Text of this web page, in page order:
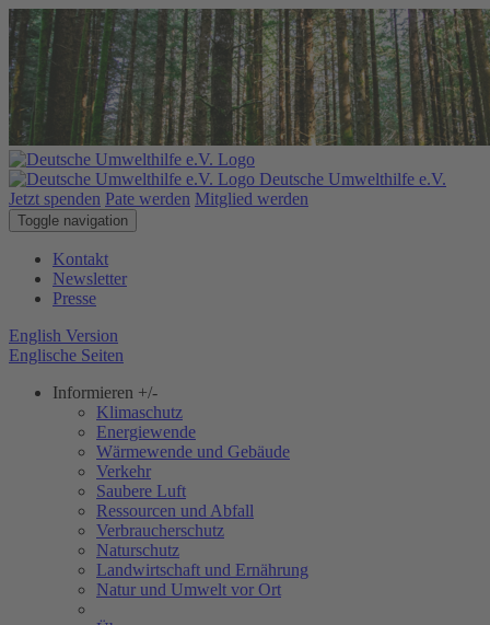
Deutsche Umwelthilfe e.V.
Jetzt spenden Pate werden Mitglied werden
Toggle navigation
Kontakt
Newsletter
Presse
English Version
Englische Seiten
Informieren +/-
Klimaschutz
Energiewende
Wärmewende und Gebäude
Verkehr
Saubere Luft
Ressourcen und Abfall
Verbraucherschutz
Naturschutz
Landwirtschaft und Ernährung
Natur und Umwelt vor Ort